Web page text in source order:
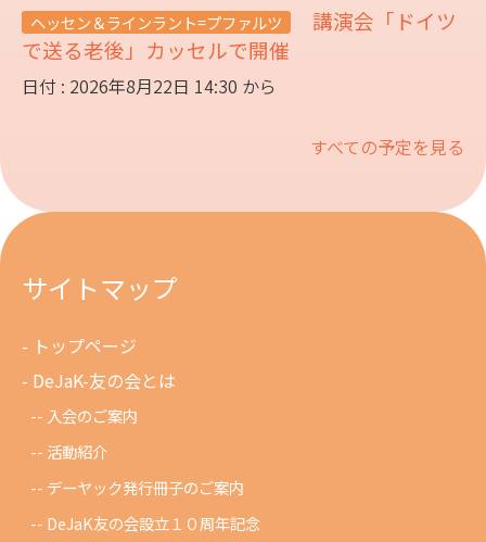
ヘッセン＆ラインラント=プファルツ
講演会「ドイツ
で送る老後」カッセルで開催
日付 : 2026年8月22日 14:30 から
すべての予定を見る
サイトマップ
トップページ
DeJaK-友の会とは
入会のご案内
活動紹介
デーヤック発行冊子のご案内
DeJaK友の会設立１０周年記念